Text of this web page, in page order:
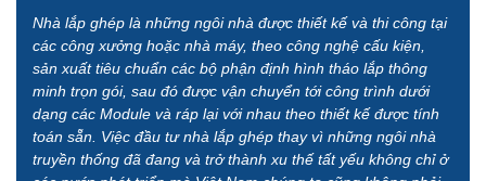
Nhà lắp ghép là những ngôi nhà được thiết kế và thi công tại
các công xưởng hoặc nhà máy, theo công nghệ cấu kiện,
sản xuất tiêu chuẩn các bộ phận định hình tháo lắp thông
minh trọn gói, sau đó được vận chuyển tới công trình dưới
dạng các Module và ráp lại với nhau theo thiết kế được tính
toán sẵn. Việc đầu tư nhà lắp ghép thay vì những ngôi nhà
truyền thống đã đang và trở thành xu thế tất yếu không chỉ ở